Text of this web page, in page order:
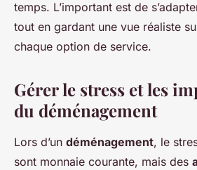
temps. L’important est de
tout en gardant une vue réaliste
chaque option de service.
Gérer le stress et les
du déménagement
Lors d’un déménagement, le
sont monnaie courante, mais des